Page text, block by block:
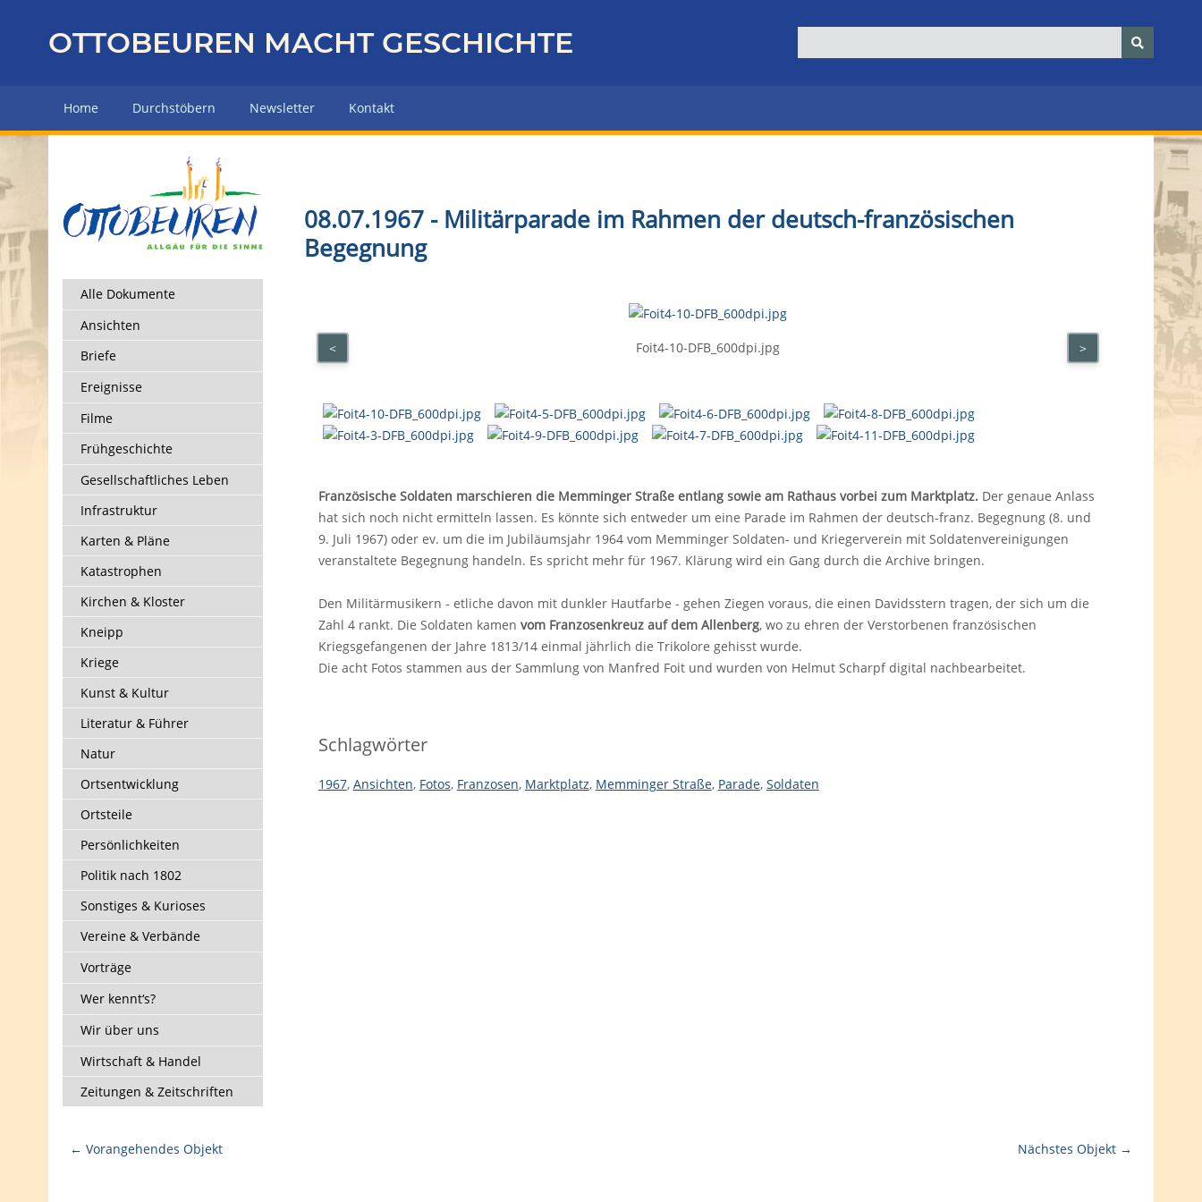
z
r
H
u
p
e
OTTOBEUREN MACHT GESCHICHTE
Home Durchstöbern Newsletter Kontakt
Alle Dokumente
Ansichten
Briefe
Ereignisse
Filme
Frühgeschichte
Gesellschaftliches Leben
Infrastruktur
Karten & Pläne
Katastrophen
Kirchen & Kloster
Kneipp
Kriege
Kunst & Kultur
Literatur & Führer
Natur
Ortsentwicklung
Ortsteile
Persönlichkeiten
Politik nach 1802
Sonstiges & Kurioses
Vereine & Verbände
Vorträge
Wer kennt‘s?
Wir über uns
Wirtschaft & Handel
Zeitungen & Zeitschriften
08.07.1967 - Militärparade im Rahmen der deutsch-französischen
Begegnung
Foit4-10-DFB_600dpi.jpg
< >
Französische Soldaten marschieren die Memminger Straße entlang sowie am Rathaus vorbei zum Marktplatz.Der genaue Anlass
hat sich noch nicht ermitteln lassen. Es könnte sich entweder um eine Parade im Rahmen der deutsch-franz. Begegnung (8. und
9. Juli 1967) oder ev. um die im Jubiläumsjahr 1964 vom Memminger Soldaten- und Kriegerverein mit Soldatenvereinigungen
veranstaltete Begegnung handeln. Es spricht mehr für 1967. Klärung wird ein Gang durch die Archive bringen.
Den Militärmusikern - etliche davon mit dunkler Hautfarbe - gehen Ziegen voraus, die einen Davidsstern tragen, der sich um die
Zahl 4 rankt. Die Soldaten kamen vom Franzosenkreuz auf dem Allenberg, wo zu ehren der Verstorbenen französischen
Kriegsgefangenen der Jahre 1813/14 einmal jährlich die Trikolore gehisst wurde.
Die acht Fotos stammen aus der Sammlung von Manfred Foit und wurden von Helmut Scharpf digital nachbearbeitet.
Schlagwörter
1967, Ansichten, Fotos, Franzosen, Marktplatz, Memminger Straße, Parade, Soldaten
← Vorangehendes Objekt Nächstes Objekt →